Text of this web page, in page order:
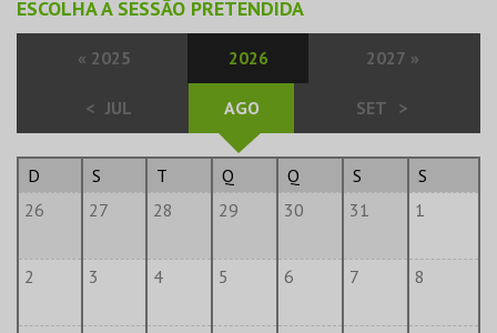
DESPORTO & AVENTURA
ESCOLHA A SESSÃO PRETENDIDA
« 2025 2026 2027 »
< JUL AGO SET >
D S T Q Q S
S
26
27 28 29 30 31 1
2 3 4 5 6 7 8